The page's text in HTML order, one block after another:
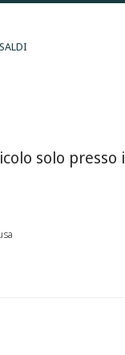
SALDI
solo